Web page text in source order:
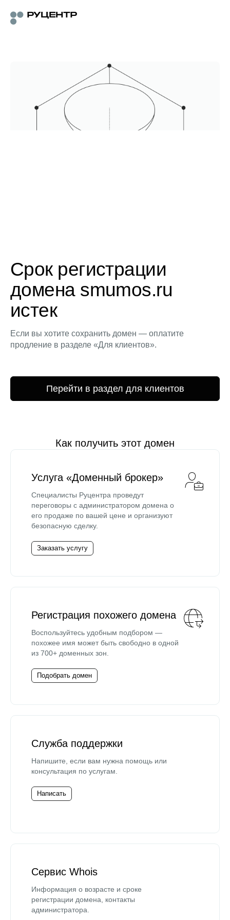
Срок регистрации
домена smumos.ru
истек
Если вы хотите сохранить домен — оплатите
продление в разделе «Для клиентов».
Перейти в раздел для клиентов
Как получить этот домен
Услуга «Доменный брокер»
Специалисты Руцентра проведут
переговоры с администратором домена о
его продаже по вашей цене и организуют
безопасную сделку.
Заказать услугу
Регистрация похожего домена
Воспользуйтесь удобным подбором —
похожее имя может быть свободно в одной
из 700+ доменных зон.
Подобрать домен
Служба поддержки
Напишите, если вам нужна помощь или
консультация по услугам.
Написать
Сервис Whois
Информация о возрасте и сроке
регистрации домена, контакты
администратора.